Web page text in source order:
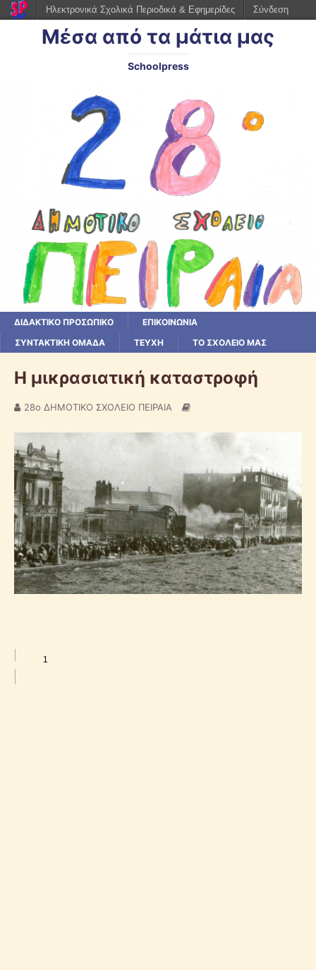
Μέσα από τα μάτια μας
Schoolpress
ΔΙΔΑΚΤΙΚΟ ΠΡΟΣΩΠΙΚΟ
ΕΠΙΚΟΙΝΩΝΙΑ
ΣΥΝΤΑΚΤΙΚΗ ΟΜΑΔΑ
ΤΕΥΧΗ ΤΟ ΣΧΟΛΕΙΟ ΜΑΣ
Η μικρασιατική καταστροφή
28ο ΔΗΜΟΤΙΚΟ ΣΧΟΛΕΙΟ ΠΕΙΡΑΙΑ
Ηλεκτρονικά Σχολικά Περιοδικά & Εφημερίδες Σύνδεση